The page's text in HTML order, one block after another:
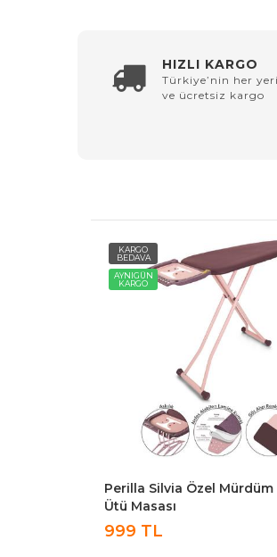
HIZLI KARGO
Türkiye’nin her
ve ücretsiz kargo
KARGO
BEDAVA
AYNIGÜN
KARGO
Perilla Silvia Ütü Masası
Kalın Borulu Kurutmalık Set
1,599 TL